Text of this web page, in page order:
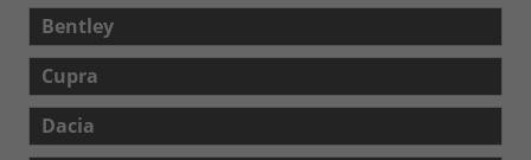
Bentley
Cupra
Dacia